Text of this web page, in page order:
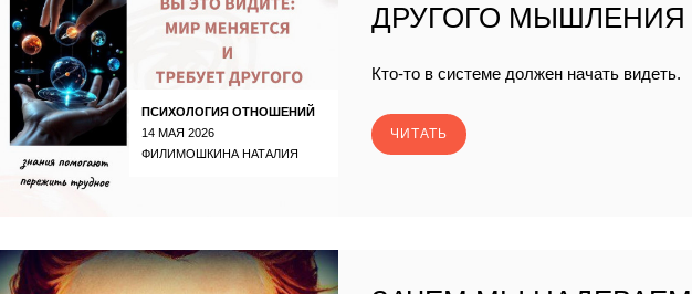
ПСИХОЛОГИЯ ОТНОШЕНИЙ
14 МАЯ 2026
ФИЛИМОШКИНА НАТАЛИЯ
ДРУГОГО МЫШЛЕНИЯ
Кто-то в системе должен начать видеть.
ЧИТАТЬ